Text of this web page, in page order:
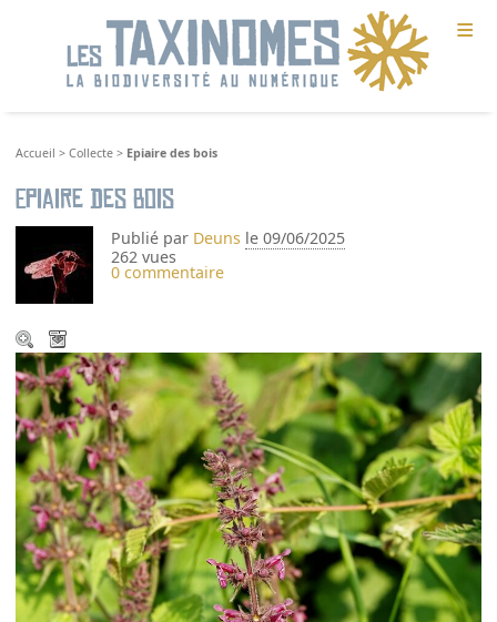
≡
Accueil >Collecte > Epiaire des bois
Epiaire des bois
Publié par Deuns le 09/06/2025
262 vues
0 commentaire